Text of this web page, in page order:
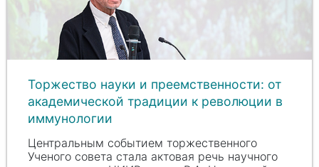
Торжество науки и преемственности: от
академической традиции к революции в
иммунологии
Центральным событием торжественного
Ученого совета стала актовая речь научного